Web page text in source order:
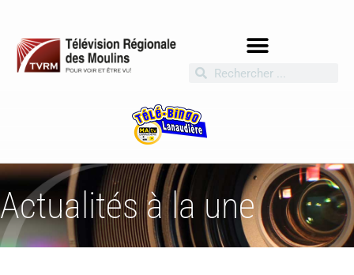
Actualités à la une